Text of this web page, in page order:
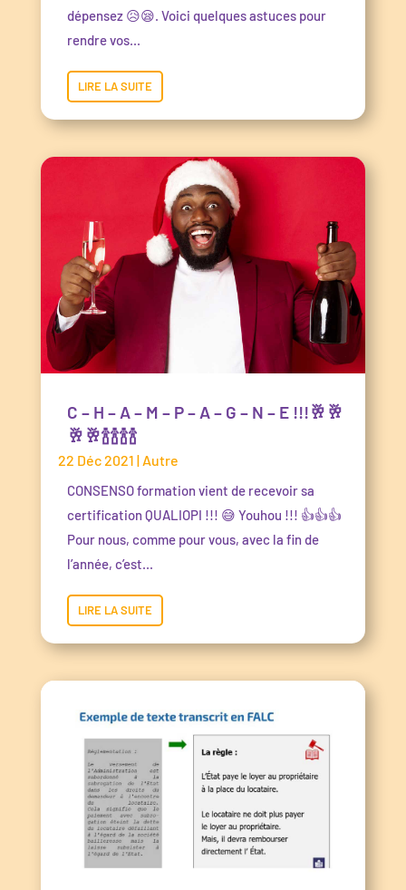
dépensez 😥😪. Voici quelques astuces pour
rendre vos...
LIRE LA SUITE
C – H – A – M – P – A – G – N – E !!!🥂🥂
🥂🥂🍾🍾🍾🍾
22 Déc 2021 | Autre
CONSENSO formation vient de recevoir sa
certification QUALIOPI !!! 😅 Youhou !!! 👍👍👍
Pour nous, comme pour vous, avec la fin de
l’année, c’est...
LIRE LA SUITE